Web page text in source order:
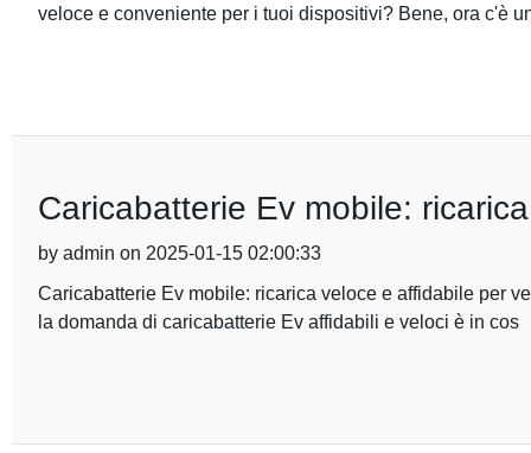
veloce e conveniente per i tuoi dispositivi? Bene, ora c'è
Caricabatterie Ev mobile:
by admin on 2025-01-15 02:00:33
Caricabatterie Ev mobile: ricarica veloce e affidabile per
la domanda di caricabatterie Ev affidabili e veloci è in cos